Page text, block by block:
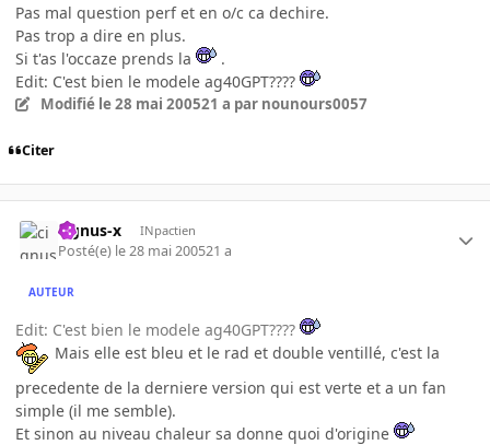
Pas mal question perf et en o/c ca dechire.
Pas trop a dire en plus.
Si t'as l'occaze prends la
.
Edit: C'est bien le modele ag40GPT????
Modifié le 28 mai 200521 a par nounours0057
Citer
cignus-x INpactien
Posté(e) le 28 mai 200521 a
AUTEUR
Edit: C'est bien le modele ag40GPT????
Mais elle est bleu et le rad et double ventillé, c'est la
precedente de la derniere version qui est verte et a un fan
simple (il me semble).
Et sinon au niveau chaleur sa donne quoi d'origine